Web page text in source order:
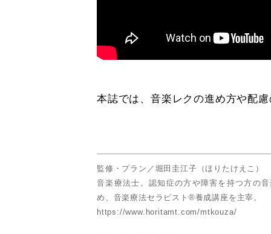
本誌では、音楽レクの進め方や配
監修・プラン／堀田圭江子（ほりたけえこ）
音楽療法士。認知症の方や障害を持つ方の
め、音楽療法セラピスト®養成講座を主宰。
https://www.horitamt.com/mtkouza/